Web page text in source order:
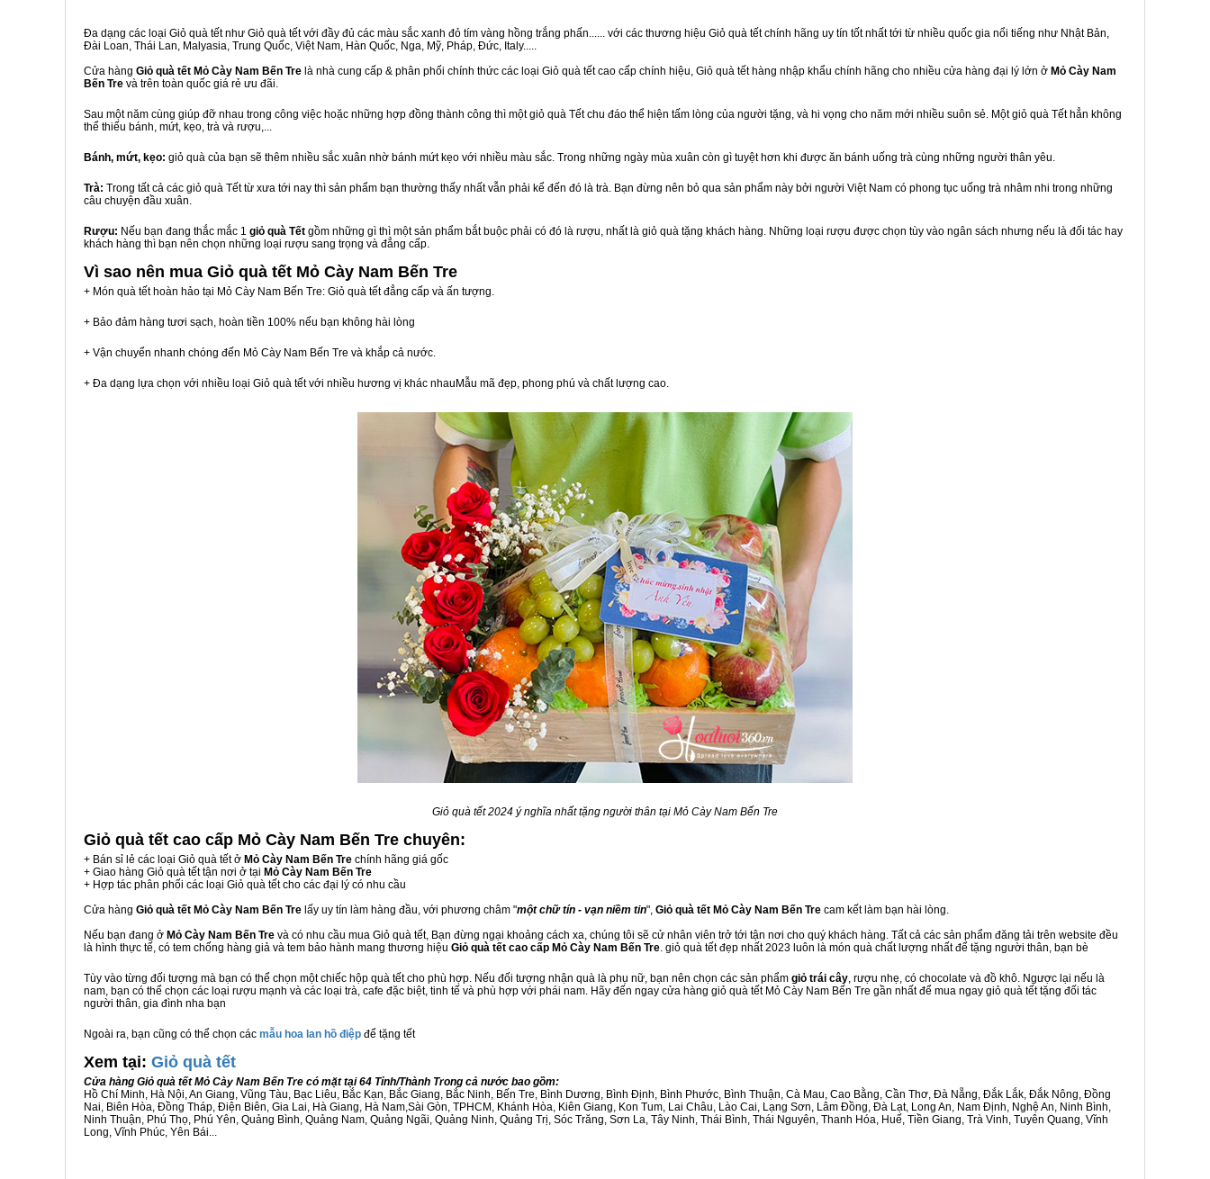
Đa dạng các loại Giỏ quà tết như Giỏ quà tết với đầy đủ các màu sắc xanh đỏ tím vàng hồng trắng phấn...... với các thương hiệu Giỏ quà tết chính hãng uy tín tốt nhất tới từ nhiều quốc gia nổi tiếng như Nhật Bản,
Đài Loan, Thái Lan, Malyasia, Trung Quốc, Việt Nam, Hàn Quốc, Nga, Mỹ, Pháp, Đức, Italy.....
Cửa hàng Giỏ quà tết Mỏ Cày Nam Bến Tre là nhà cung cấp & phân phối chính thức các loại Giỏ quà tết cao cấp chính hiệu, Giỏ quà tết hàng nhập khẩu chính hãng cho nhiều cửa hàng đại lý lớn ở Mỏ Cày Nam
Bến Tre và trên toàn quốc giá rẻ ưu đãi.
Sau một năm cùng giúp đỡ nhau trong công việc hoặc những hợp đồng thành công thì một giỏ quà Tết chu đáo thể hiện tấm lòng của người tặng, và hi vọng cho năm mới nhiều suôn sẻ. Một giỏ quà Tết hẳn không
thể thiếu bánh, mứt, kẹo, trà và rượu,...
Bánh, mứt, kẹo: giỏ quà của bạn sẽ thêm nhiều sắc xuân nhờ bánh mứt kẹo với nhiều màu sắc. Trong những ngày mùa xuân còn gì tuyệt hơn khi được ăn bánh uống trà cùng những người thân yêu.
Trà: Trong tất cả các giỏ quà Tết từ xưa tới nay thì sản phẩm bạn thường thấy nhất vẫn phải kể đến đó là trà. Bạn đừng nên bỏ qua sản phẩm này bởi người Việt Nam có phong tục uống trà nhâm nhi trong những
câu chuyện đầu xuân.
Rượu: Nếu bạn đang thắc mắc 1 giỏ quà Tết gồm những gì thì một sản phẩm bắt buộc phải có đó là rượu, nhất là giỏ quà tặng khách hàng. Những loại rượu được chọn tùy vào ngân sách nhưng nếu là đối tác hay
khách hàng thì bạn nên chọn những loại rượu sang trọng và đẳng cấp.
Vì sao nên mua Giỏ quà tết Mỏ Cày Nam Bến Tre
+ Món quà tết hoàn hảo tại Mỏ Cày Nam Bến Tre: Giỏ quà tết đẳng cấp và ấn tượng.
+ Bảo đảm hàng tươi sạch, hoàn tiền 100% nếu bạn không hài lòng
+ Vận chuyển nhanh chóng đến Mỏ Cày Nam Bến Tre và khắp cả nước.
+ Đa dạng lựa chọn với nhiều loại Giỏ quà tết với nhiều hương vị khác nhauMẫu mã đẹp, phong phú và chất lượng cao.
Giỏ quà tết 2024 ý nghĩa nhất tặng người thân tại Mỏ Cày Nam Bến Tre
Giỏ quà tết cao cấp Mỏ Cày Nam Bến Tre chuyên:
+ Bán sỉ lẻ các loại Giỏ quà tết ở Mỏ Cày Nam Bến Tre chính hãng giá gốc
+ Giao hàng Giỏ quà tết tận nơi ở tại Mỏ Cày Nam Bến Tre
+ Hợp tác phân phối các loại Giỏ quà tết cho các đại lý có nhu cầu
Cửa hàng Giỏ quà tết Mỏ Cày Nam Bến Tre lấy uy tín làm hàng đầu, với phương châm "một chữ tín - vạn niềm tin", Giỏ quà tết Mỏ Cày Nam Bến Tre cam kết làm bạn hài lòng.
Nếu bạn đang ở Mỏ Cày Nam Bến Tre và có nhu cầu mua Giỏ quà tết, Bạn đừng ngại khoảng cách xa, chúng tôi sẽ cử nhân viên trở tới tận nơi cho quý khách hàng. Tất cả các sản phẩm đăng tải trên website đều
là hình thực tế, có tem chống hàng giả và tem bảo hành mang thương hiệu Giỏ quà tết cao cấp Mỏ Cày Nam Bến Tre. giỏ quà tết đẹp nhất 2023 luôn là món quà chất lượng nhất để tặng người thân, bạn bè
Tùy vào từng đối tượng mà bạn có thể chọn một chiếc hộp quà tết cho phù hợp. Nếu đối tượng nhận quà là phụ nữ, bạn nên chọn các sản phẩm giỏ trái cây, rượu nhẹ, có chocolate và đồ khô. Ngược lại nếu là
nam, bạn có thể chọn các loại rượu mạnh và các loại trà, cafe đặc biệt, tinh tế và phù hợp với phái nam. Hãy đến ngay cửa hàng giỏ quà tết Mỏ Cày Nam Bến Tre gần nhất để mua ngay giỏ quà tết tặng đối tác
người thân, gia đình nha bạn
Ngoài ra, bạn cũng có thể chọn các mẫu hoa lan hồ điệp để tặng tết
Xem tại: Giỏ quà tết
Cửa hàng Giỏ quà tết Mỏ Cày Nam Bến Tre có mặt tại 64 Tỉnh/Thành Trong cả nước bao gồm:
Hồ Chí Minh, Hà Nội, An Giang, Vũng Tàu, Bạc Liêu, Bắc Kạn, Bắc Giang, Bắc Ninh, Bến Tre, Bình Dương, Bình Định, Bình Phước, Bình Thuận, Cà Mau, Cao Bằng, Cần Thơ, Đà Nẵng, Đắk Lắk, Đắk Nông, Đồng
Nai, Biên Hòa, Đồng Tháp, Điện Biên, Gia Lai, Hà Giang, Hà Nam,Sài Gòn, TPHCM, Khánh Hòa, Kiên Giang, Kon Tum, Lai Châu, Lào Cai, Lạng Sơn, Lâm Đồng, Đà Lạt, Long An, Nam Định, Nghệ An, Ninh Bình,
Ninh Thuận, Phú Thọ, Phú Yên, Quảng Bình, Quảng Nam, Quảng Ngãi, Quảng Ninh, Quảng Trị, Sóc Trăng, Sơn La, Tây Ninh, Thái Bình, Thái Nguyên, Thanh Hóa, Huế, Tiền Giang, Trà Vinh, Tuyên Quang, Vĩnh
Long, Vĩnh Phúc, Yên Bái...